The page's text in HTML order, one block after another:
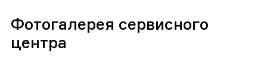
Фотогалерея сервисного
центра